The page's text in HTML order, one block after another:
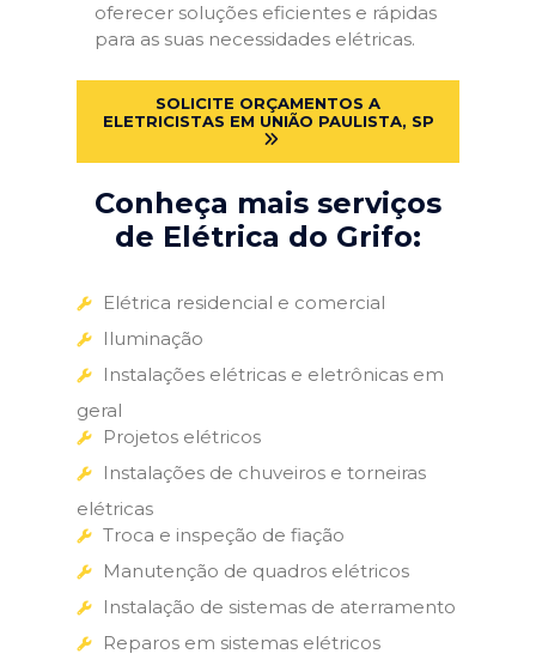
oferecer soluções eficientes e rápidas
para as suas necessidades elétricas.
SOLICITE ORÇAMENTOS A
ELETRICISTAS EM UNIÃO PAULISTA, SP
Conheça mais serviços
de Elétrica do Grifo:
Elétrica residencial e comercial
Iluminação
Instalações elétricas e eletrônicas em
geral
Projetos elétricos
Instalações de chuveiros e torneiras
elétricas
Troca e inspeção de fiação
Manutenção de quadros elétricos
Instalação de sistemas de aterramento
Reparos em sistemas elétricos